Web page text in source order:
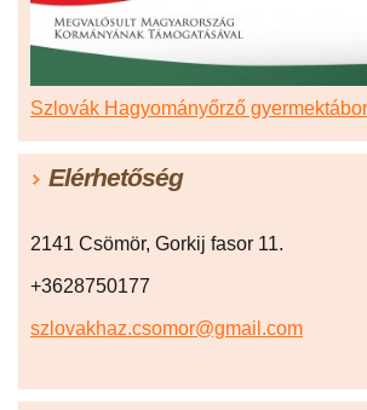
Szlovák Hagyományőrző
Elérhetőség
2141 Csömör, Gorkij fasor 11.
+3628750177
szlovakhaz.csomor@gmail.com